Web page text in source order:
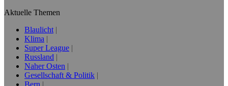
Aktuelle Themen
Blaulicht
Klima
Super League
Russland
Naher Osten
Gesellschaft & Politik
Bern